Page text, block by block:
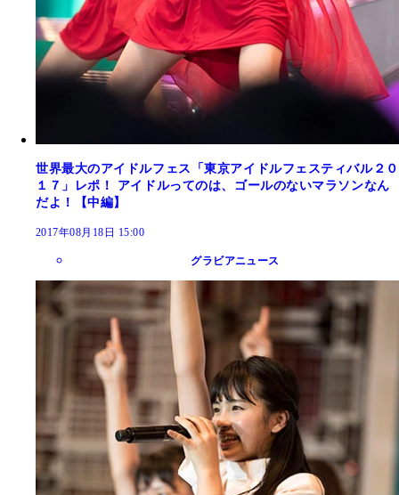
世界最大のアイドルフェス「東京アイドルフェスティバル２０
１７」レポ！ アイドルってのは、ゴールのないマラソンなん
だよ！【中編】
2017年08月18日 15:00
グラビアニュース